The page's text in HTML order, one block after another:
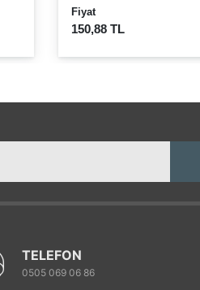
Fiyat
150,88 TL
TELEFON
0505 069 06 86